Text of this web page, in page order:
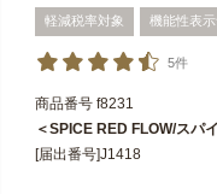
軽減税率対象 機能性表
5件
商品番号 f8231
＜SPICE RED FLOW/スパ
[届出番号]J1418